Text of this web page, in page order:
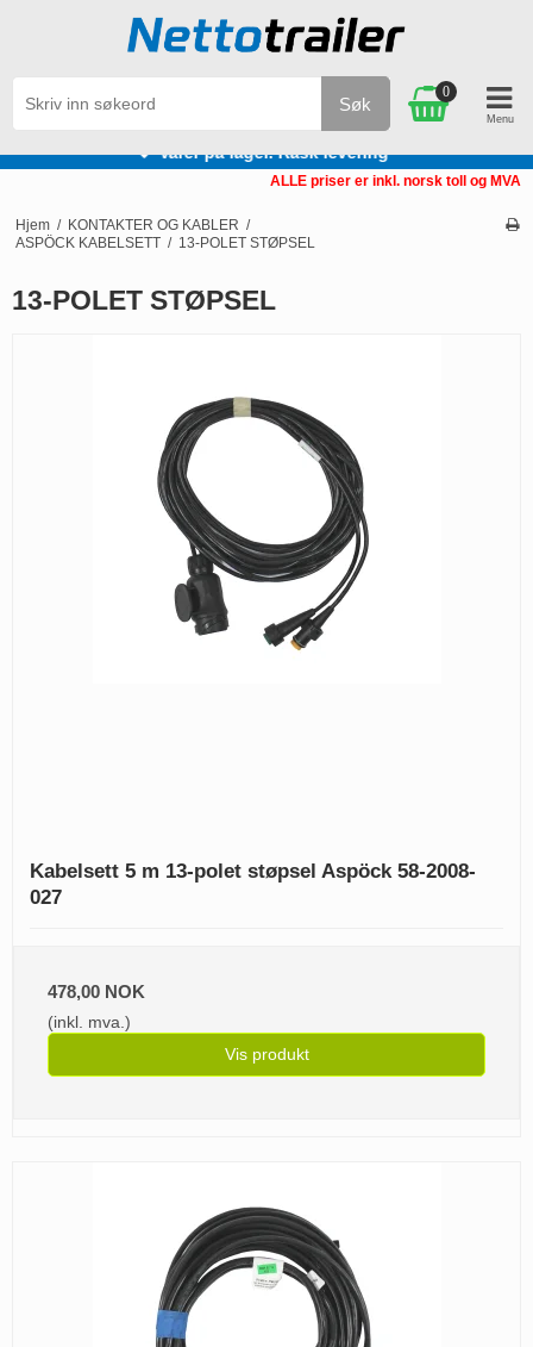
Varer på lager. Rask levering
Søk
0
ALLE priser er inkl. norsk toll og MVA
Hjem / KONTAKTER OG KABLER /
ASPÖCK KABELSETT / 13-POLET STØPSEL
13-POLET STØPSEL
Kabelsett 5 m 13-polet støpsel Aspöck 58-2008-
027
478,00 NOK
(inkl. mva.)
Vis produkt